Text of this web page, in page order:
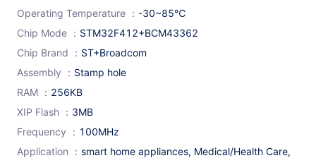
Operating Temperature ： -30~85℃
Chip Mode ： STM32F412+BCM43362
Chip Brand ： ST+Broadcom
Assembly ： Stamp hole
RAM ： 256KB
XIP Flash ： 3MB
Frequency ： 100MHz
Application ： smart home appliances, Medical/Health Care,